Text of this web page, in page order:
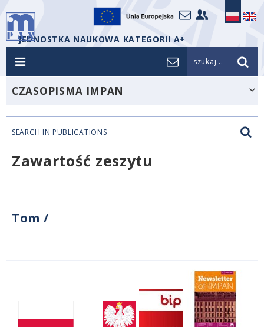
JEDNOSTKA NAUKOWA KATEGORII A+
szukaj...
CZASOPISMA IMPAN
SEARCH IN PUBLICATIONS
Zawartość zeszytu
Tom /